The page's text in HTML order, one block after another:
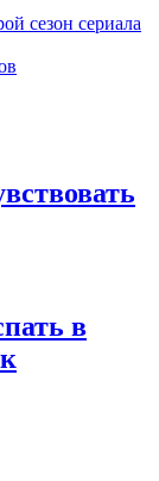
сезон сериала
в